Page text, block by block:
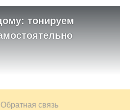
тонируем
Обратная связь